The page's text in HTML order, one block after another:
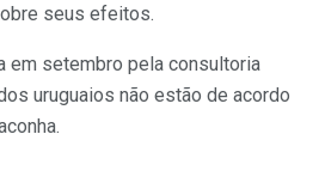
seus efeitos.
em setembro pela consultoria
uruguaios não estão de acordo